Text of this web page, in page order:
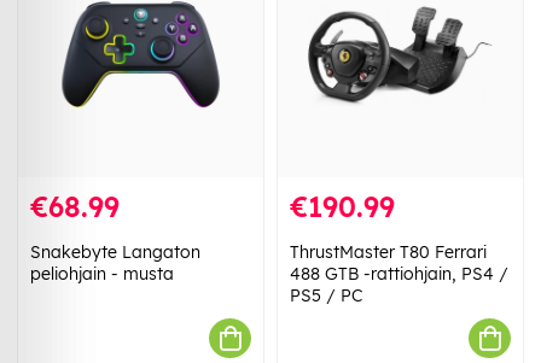
€68.99
Snakebyte Langaton
peliohjain - musta
€190.99
ThrustMaster T80 Ferrari
488 GTB -rattiohjain, PS4 /
PS5 / PC